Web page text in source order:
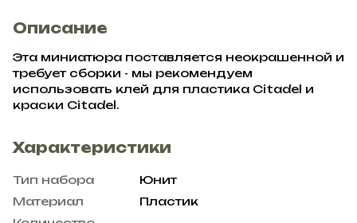
Описание
Эта миниатюра поставляется неокрашенной и
требует сборки - мы рекомендуем
использовать клей для пластика Citadel и
краски Citadel.
Характеристики
Тип набора
Юнит
Материал
Пластик